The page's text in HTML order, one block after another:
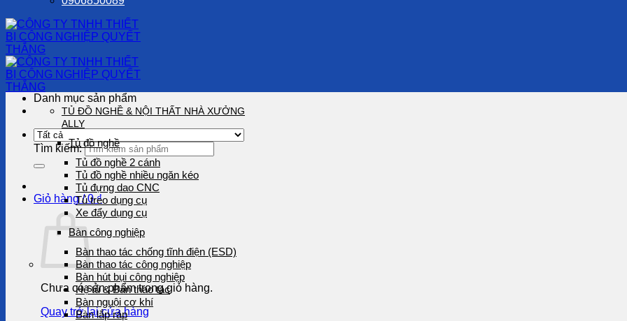
Tìm kiếm:
Giỏ hàng /0₫
Chưa có sản phẩm trong giỏ hàng.
Quay trở lại cửa hàng
Danh mục sản phẩm
TỦ ĐỒ NGHỀ & NỘI THẤT NHÀ XƯỞNG
ALLY
Tủ đồ nghề
Tủ đồ nghề 2 cánh
Tủ đồ nghề nhiều ngăn kéo
Tủ đựng dao CNC
Tủ treo dụng cụ
Xe đẩy dụng cụ
Bàn công nghiệp
Bàn thao tác chống tĩnh điện (ESD)
Bàn thao tác công nghiệp
Bàn hút bụi công nghiệp
Hệ tủ & Bàn thao tác
Bàn nguội cơ khí
Bàn lắp ráp